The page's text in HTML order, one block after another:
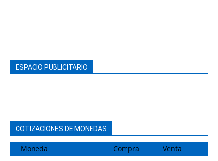
ESPACIO PUBLICITARIO
COTIZACIONES DE MONEDAS
Moneda Compra Venta